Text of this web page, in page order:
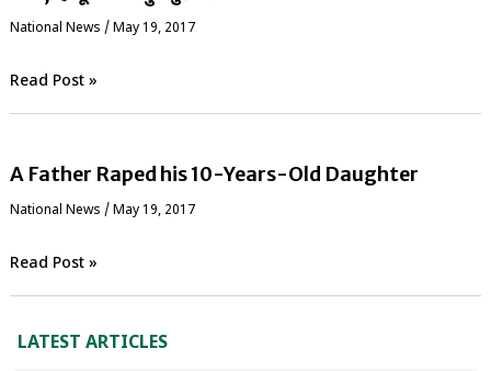
National News / May 19, 2017
Read Post »
A Father Raped his 10-Years-Old Daughter
National News / May 19, 2017
Read Post »
LATEST ARTICLES